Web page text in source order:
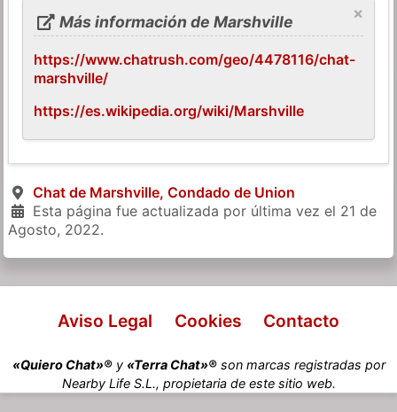
×
Más información de Marshville
https://www.chatrush.com/geo/4478116/chat-
marshville/
https://es.wikipedia.org/wiki/Marshville
Chat de Marshville, Condado de Union
Esta página fue actualizada por última vez el 21 de
Agosto, 2022.
Aviso Legal Cookies Contacto
«Quiero Chat»®y «Terra Chat»®son marcas registradas por
Nearby Life S.L., propietaria de este sitio web.